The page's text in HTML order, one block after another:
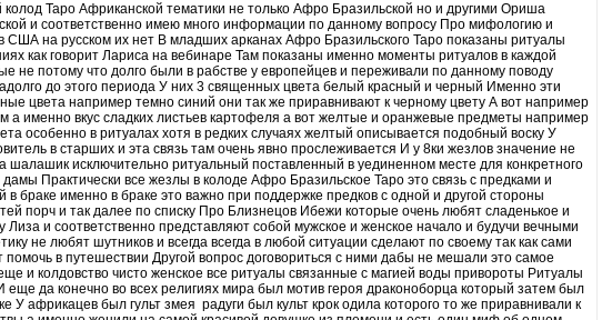
Таро Африканской тематики не только Афро Бразильской но и другими Ориша
и соответственно имею много информации по данному вопросу Про мифологию и
на русском их нет В младших арканах Афро Бразильского Таро показаны ритуалы
как говорит Лариса на вебинаре Там показаны именно моменты ритуалов в каждой
не потому что долго были в рабстве у европейцев и переживали по данному поводу
до этого периода У них 3 священных цвета белый красный и черный Именно эти
цвета например темно синий они так же приравнивают к черному цвету А вот например
а именно вкус сладких листьев картофеля а вот желтые и оранжевые предметы например
особенно в ритуалах хотя в редких случаях желтый описывается подобный воску У
в старших и эта связь там очень явно прослеживается И у 8ки жезлов значение не
шалашик исключительно ритуальный поставленный в уединенном месте для конкретного
Практически все жезлы в колоде Афро Бразильское Таро это связь с предками и
браке именно в браке это важно при поддержке предков с одной и другой стороны
порч и так далее по списку Про Близнецов Ибежи которые очень любят сладенькое и
и соответственно представляют собой мужское и женское начало и будучи вечными
не любят шутников и всегда всегда в любой ситуации сделают по своему так как сами
помочь в путешествии Другой вопрос договориться с ними дабы не мешали это самое
и колдовство чисто женское все ритуалы связанные с магией воды привороты Ритуалы
да конечно во всех религиях мира был мотив героя драконоборца который затем был
африкацев был гульт змея радуги был культ крок одила которого то же приравнивали к